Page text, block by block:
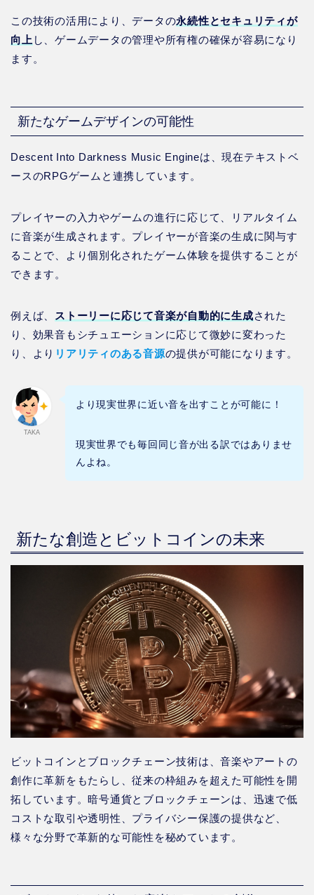
この技術の活用により、データの永続性とセキュリティが
向上 し、ゲームデータの管理や所有権の確保が容易になり
ます。
新たなゲームデザインの可能性
Descent Into Darkness Music Engineは、現在テキストベ
ースのRPGゲームと連携しています。
プレイヤーの入力やゲームの進行に応じて、リアルタイム
に音楽が生成されます。プレイヤーが音楽の生成に関与す
ることで、より個別化されたゲーム体験を提供することが
できます。
例えば、 ストーリーに応じて音楽が自動的に生成された
り、効果音もシチュエーションに応じて微妙に変わった
り、より リアリティのある音源の提供が可能になります。
TAKA
より現実世界に近い音を出すことが可能に！
現実世界でも毎回同じ音が出る訳ではありませ
んよね。
新たな創造とビットコインの未来
ビットコインとブロックチェーン技術は、音楽やアートの
創作に革新をもたらし、従来の枠組みを超えた可能性を開
拓しています。暗号通貨とブロックチェーンは、迅速で低
コストな取引や透明性、プライバシー保護の提供など、
様々な分野で革新的な可能性を秘めています。